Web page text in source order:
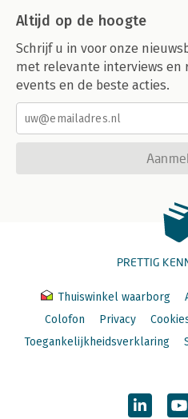
Altijd op de hoogte
Schrijf u in voor onze
met relevante interviews en
events en de beste acties.
PRETTIG
Thuiswinkel waarborg
Colofon
Privacy
Toegankelijkheidsverklaring